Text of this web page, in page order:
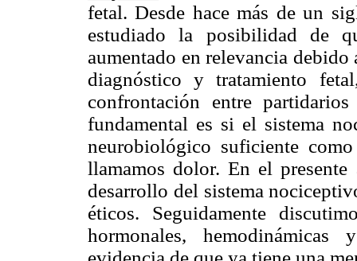
fetal. Desde hace más de un
estudiado la posibilidad de
aumentado en relevancia
diagnóstico y tratamiento
confrontación entre
fundamental es si el sistema
neurobiológico suficiente
llamamos dolor. En el
desarrollo del sistema
éticos. Seguidamente
hormonales,